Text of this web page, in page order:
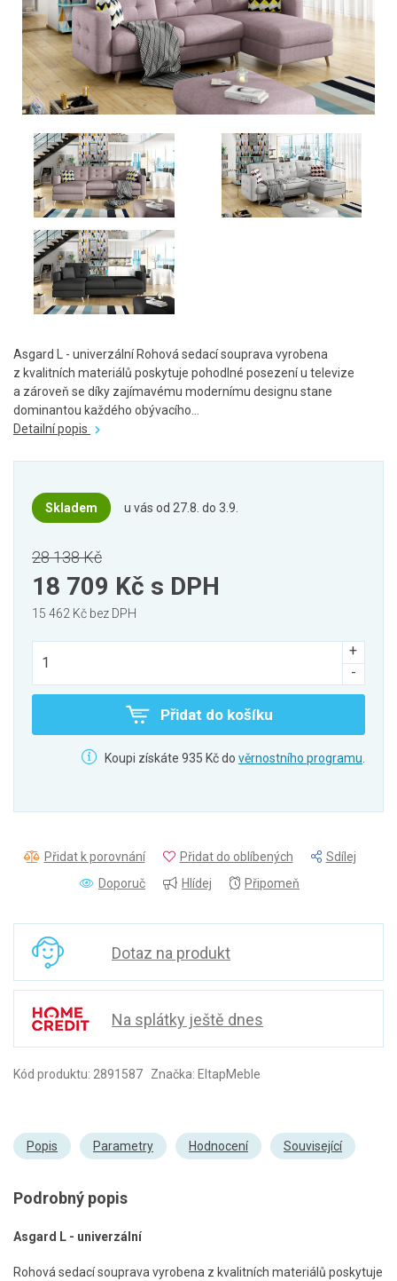
Asgard L - univerzální Rohová sedací souprava vyrobena
z kvalitních materiálů poskytuje pohodlné posezení u televize
a zároveň se díky zajímavému modernímu designu stane
dominantou každého obývacího...
Detailní popis
Skladem u vás od 27.8. do 3.9.
28 138 Kč
18 709 Kč s DPH
15 462 Kč bez DPH
Přidat do košíku
Koupi získáte 935 Kč do věrnostního programu
Přidat k porovnání Přidat do oblíbených
Sdílej
Doporuč
Hlídej Připomeň
Dotaz na produkt
Na splátky ještě dnes
Kód produktu: 2891587 Značka: EltapMeble
Popis Parametry Hodnocení Související
Podrobný popis
Asgard L - univerzální
Rohová sedací souprava vyrobena z kvalitních materiálů poskytuje